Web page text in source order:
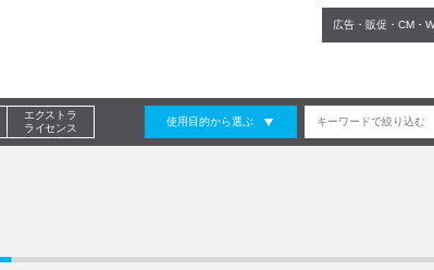
広告・販促・CM・
エクストラ
ライセンス
使用目的から選ぶ